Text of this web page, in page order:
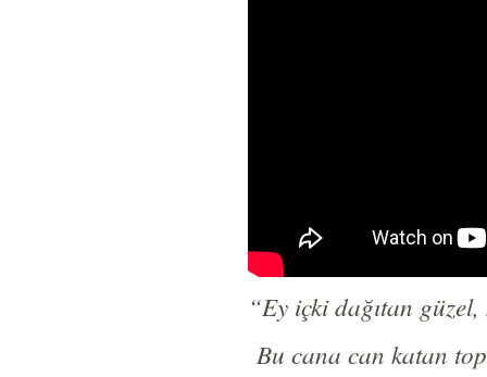
“Ey içki dağıtan
Bu cana can katan